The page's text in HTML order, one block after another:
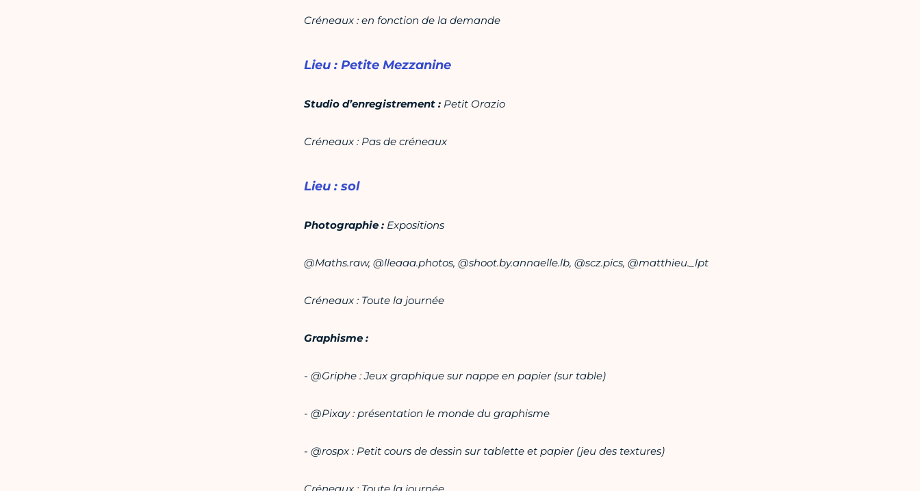
Créneaux : en fonction de la demande
Lieu : Petite Mezzanine
Studio d’enregistrement :Petit Orazio
Créneaux : Pas de créneaux
Lieu : sol
Photographie :Expositions
@Maths.raw, @lleaaa.photos, @shoot.by.annaelle.lb, @scz.pics, @matthieu. lpt
Créneaux : Toute la journée
Graphisme :
- @Griphe : Jeux graphique sur nappe en papier (sur table)
- @Pixay : présentation le monde du graphisme
- @rospx : Petit cours de dessin sur tablette et papier (jeu des textures)